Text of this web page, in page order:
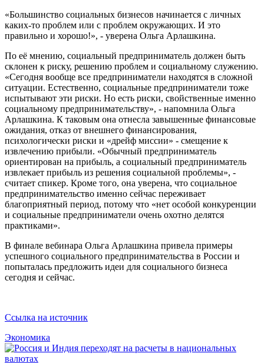
«Большинство социальных бизнесов начинается с личных
каких-то проблем или с проблем окружающих. И это
правильно и хорошо!», - уверена Ольга Арлашкина.
По её мнению, социальный предприниматель должен быть
склонен к риску, решению проблем и социальному служению.
«Сегодня вообще все предприниматели находятся в сложной
ситуации. Естественно, социальные предприниматели тоже
испытывают эти риски. Но есть риски, свойственные именно
социальному предпринимательству», - напомнила Ольга
Арлашкина. К таковым она отнесла завышенные финансовые
ожидания, отказ от внешнего финансирования,
психологически риски и «дрейф миссии» - смещение к
извлечению прибыли. «Обычный предприниматель
ориентирован на прибыль, а социальный предприниматель
извлекает прибыль из решения социальной проблемы», -
считает спикер. Кроме того, она уверена, что социальное
предпринимательство именно сейчас переживает
благоприятный период, потому что «нет особой конкуренции
и социальные предприниматели очень охотно делятся
практиками».
В финале вебинара Ольга Арлашкина привела примеры
успешного социального предпринимательства в России и
попыталась предложить идеи для социального бизнеса
сегодня и сейчас.
Ссылка на источник
Экономика